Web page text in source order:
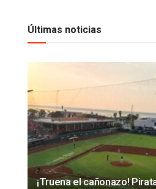
Últimas noticias
¡Truena el cañonazo!